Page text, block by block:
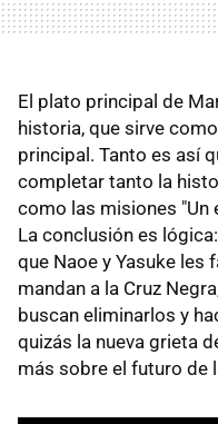
El plato principal de
historia, que sirve
principal. Tanto es así
completar tanto la
como las misiones "Un
La conclusión es
que Naoe y Yasuke les
mandan a la Cruz
buscan eliminarlos y
quizás la nueva grieta
más sobre el futuro de